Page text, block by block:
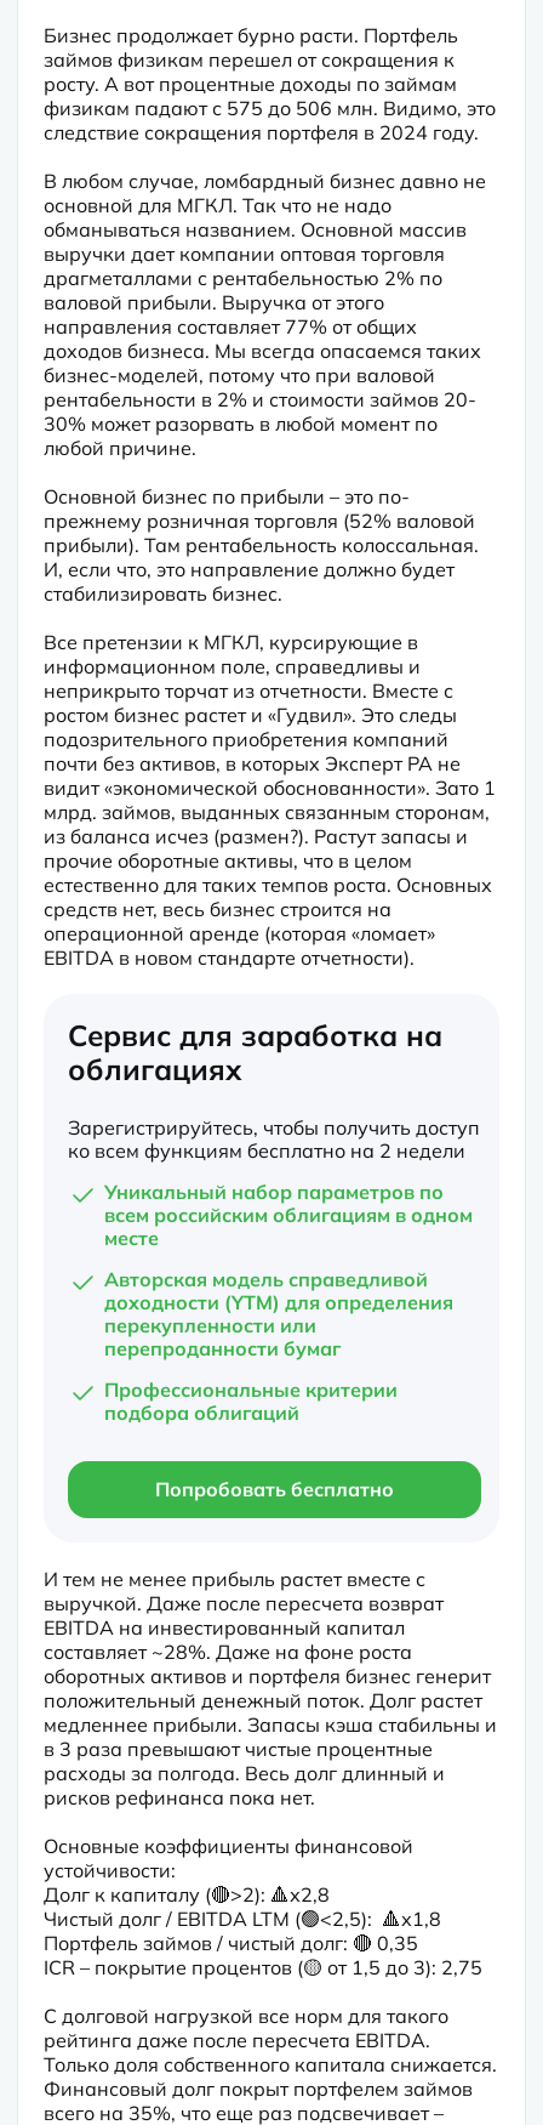
Бизнес продолжает бурно расти. Портфель
займов физикам перешел от сокращения к
росту. А вот процентные доходы по займам
физикам падают с 575 до 506 млн. Видимо, это
следствие сокращения портфеля в 2024 году.
В любом случае, ломбардный бизнес давно не
основной для МГКЛ. Так что не надо
обманываться названием. Основной массив
выручки дает компании оптовая торговля
драгметаллами с рентабельностью 2% по
валовой прибыли. Выручка от этого
направления составляет 77% от общих
доходов бизнеса. Мы всегда опасаемся таких
бизнес-моделей, потому что при валовой
рентабельности в 2% и стоимости займов 20-
30% может разорвать в любой момент по
любой причине.
Основной бизнес по прибыли – это по-
прежнему розничная торговля (52% валовой
прибыли). Там рентабельность колоссальная.
И, если что, это направление должно будет
стабилизировать бизнес.
Все претензии к МГКЛ, курсирующие в
информационном поле, справедливы и
неприкрыто торчат из отчетности. Вместе с
ростом бизнес растет и «Гудвил». Это следы
подозрительного приобретения компаний
почти без активов, в которых Эксперт РА не
видит «экономической обоснованности». Зато 1
млрд. займов, выданных связанным сторонам,
из баланса исчез (размен?). Растут запасы и
прочие оборотные активы, что в целом
естественно для таких темпов роста. Основных
средств нет, весь бизнес строится на
операционной аренде (которая «ломает»
EBITDA в новом стандарте отчетности).
Сервис для заработка на
облигациях
Зарегистрируйтесь, чтобы получить доступ
ко всем функциям бесплатно на 2 недели
Уникальный набор параметров по
всем российским облигациям в одном
месте
Авторская модель справедливой
доходности (YTM) для определения
перекупленности или
перепроданности бумаг
Профессиональные критерии
подбора облигаций
Попробовать бесплатно
И тем не менее прибыль растет вместе с
выручкой. Даже после пересчета возврат
EBITDA на инвестированный капитал
составляет ~28%. Даже на фоне роста
оборотных активов и портфеля бизнес генерит
положительный денежный поток. Долг растет
медленнее прибыли. Запасы кэша стабильны и
в 3 раза превышают чистые процентные
расходы за полгода. Весь долг длинный и
рисков рефинанса пока нет.
Основные коэффициенты финансовой
устойчивости:
Долг к капиталу (🔴>2): 🔺х2,8
Чистый долг / EBITDA LTM (🟢<2,5):  🔺х1,8
Портфель займов / чистый долг: 🔴 0,35
ICR – покрытие процентов (🟡 от 1,5 до 3): 2,75
С долговой нагрузкой все норм для такого
рейтинга даже после пересчета EBITDA.
Только доля собственного капитала снижается.
Финансовый долг покрыт портфелем займов
всего на 35%, что еще раз подсвечивает –